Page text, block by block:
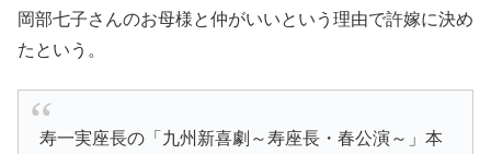
岡部七子さんのお母様と仲がいいという理由で許嫁に決め
たという。
寿一実座長の「九州新喜劇～寿座長・春公演～」本